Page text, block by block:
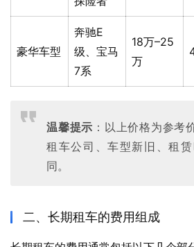
豪华车型
奔驰E
级、宝马
7系
18万–25
万
温馨提示 ：以上价格为参考
租车公司、车型新旧、租
同。
二、长期租车的费用组成